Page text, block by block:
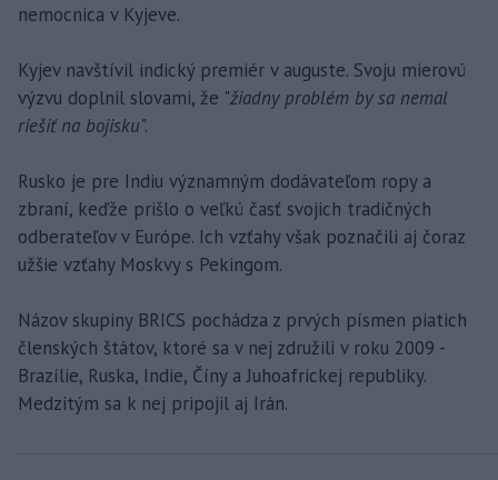
nemocnica v Kyjeve.
Kyjev navštívil indický premiér v auguste. Svoju mierovú
výzvu doplnil slovami, že "žiadny problém by sa nemal
riešiť na bojisku".
Rusko je pre Indiu významným dodávateľom ropy a
zbraní, keďže prišlo o veľkú časť svojich tradičných
odberateľov v Európe. Ich vzťahy však poznačili aj čoraz
užšie vzťahy Moskvy s Pekingom.
Názov skupiny BRICS pochádza z prvých písmen piatich
členských štátov, ktoré sa v nej združili v roku 2009 -
Brazílie, Ruska, Indie, Číny a Juhoafrickej republiky.
Medzitým sa k nej pripojil aj Irán.